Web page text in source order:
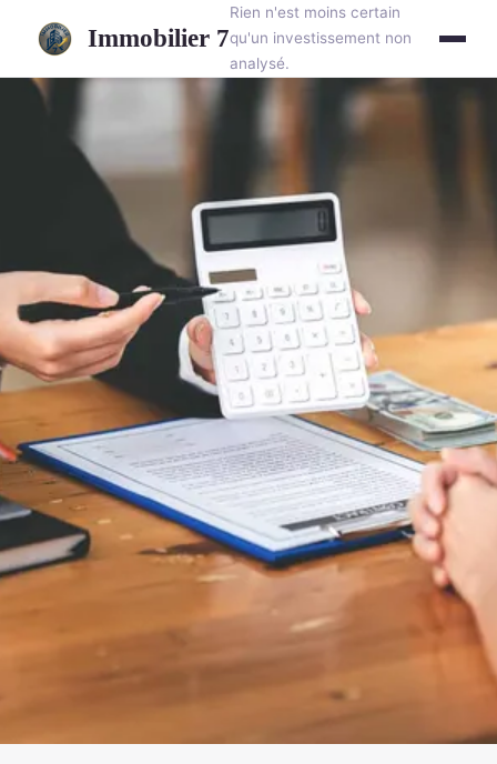
Immobilier 7
Rien n'est moins certain
qu'un investissement non
analysé.